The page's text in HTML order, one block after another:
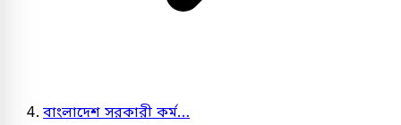
বাংলাদেশ সরকারী কর্ম…